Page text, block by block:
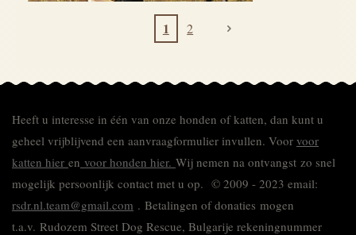
1 2
Heeft u interesse in één van onze honden of katten, dan kunt u
geheel vrijblijvend een aanvraagformulier invullen. Voor voor
katten hier en voor honden hier. Wij nemen na ontvangst zo snel
mogelijk persoonlijk contact met u op. © 2009 - 2023 email:
rsdr.nl.team@gmail.com . Betalingen of donaties mogen
t.a.v. Rudozem Street Dog Rescue, Bulgarije rekeningnummer